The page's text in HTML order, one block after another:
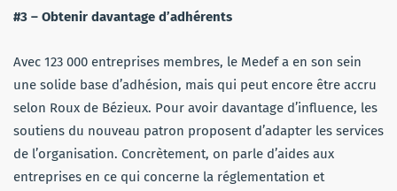
#3 – Obtenir davantage d’adhérents
Avec 123 000 entreprises membres, le Medef a en son sein
une solide base d’adhésion, mais qui peut encore être accru
selon Roux de Bézieux. Pour avoir davantage d’influence, les
soutiens du nouveau patron proposent d’adapter les services
de l’organisation. Concrètement, on parle d’aides aux
entreprises en ce qui concerne la réglementation et